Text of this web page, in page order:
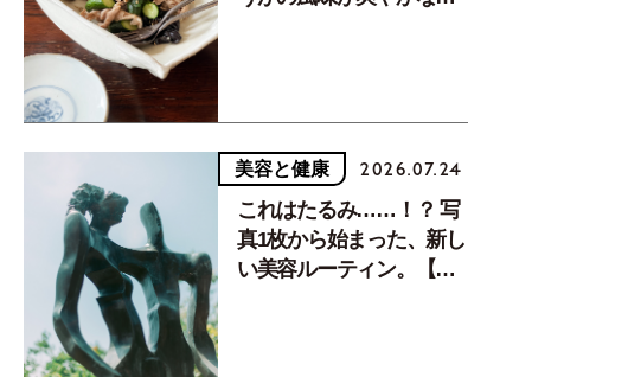
美容と健康 2026.07.24
これはたるみ……！？ 写
真1枚から始まった、新し
い美容ルーティン。【中